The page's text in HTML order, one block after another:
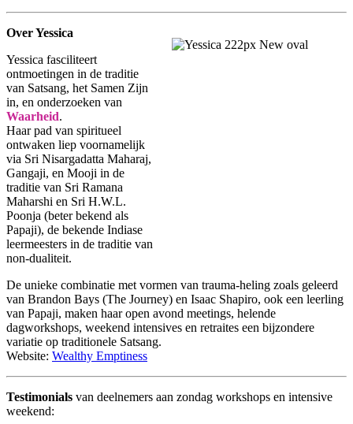
Over Yessica
Yessica fasciliteert
ontmoetingen in de traditie
van Satsang, het Samen Zijn
in, en onderzoeken van
Waarheid.
Haar pad van spiritueel
ontwaken liep voornamelijk
via Sri Nisargadatta Maharaj,
Gangaji, en Mooji in de
traditie van Sri Ramana
Maharshi en Sri H.W.L.
Poonja (beter bekend als
Papaji), de bekende Indiase
leermeesters in de traditie van
non-dualiteit.
De unieke combinatie met vormen van trauma-heling zoals geleerd
van Brandon Bays (The Journey) en Isaac Shapiro, ook een leerling
van Papaji, maken haar open avond meetings, helende
dagworkshops, weekend intensives en retraites een bijzondere
variatie op traditionele Satsang.
Website: Wealthy Emptiness
Testimonials van deelnemers aan zondag workshops en intensive
weekend: